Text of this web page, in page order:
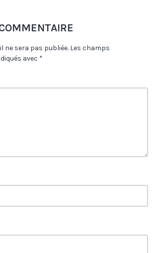
ne sera pas publiée. Les champs
avec *